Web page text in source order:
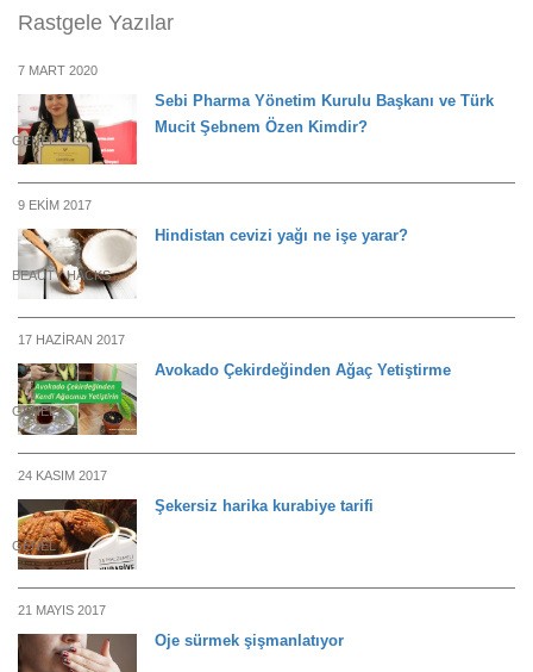
Rastgele Yazılar
7 MART 2020
GENEL
Sebi Pharma Yönetim Kurulu Başkanı ve Türk
Mucit Şebnem Özen Kimdir?
9 EKIM 2017
BEAUTY HACKS
Hindistan cevizi yağı ne işe yarar?
17 HAZIRAN 2017
GENEL
Avokado Çekirdeğinden Ağaç Yetiştirme
24 KASIM 2017
GENEL
Şekersiz harika kurabiye tarifi
21 MAYIS 2017
Oje sürmek şişmanlatıyor